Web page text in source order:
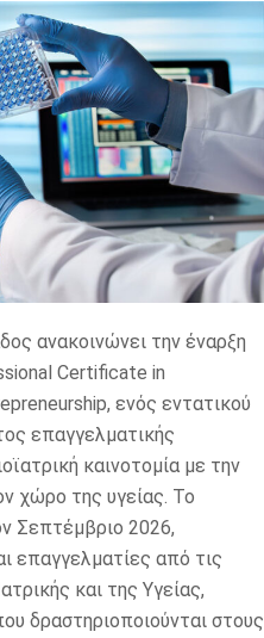
ανακοινώνει την έναρξη
Certificate in
ενός εντατικού
επαγγελματικής
καινοτομία με την
χώρο της υγείας. Το
Σεπτέμβριο 2026,
επαγγελματίες από τις
και της Υγείας,
δραστηριοποιούνται στους